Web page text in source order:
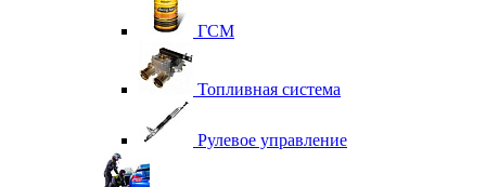
ГСМ
Топливная система
Рулевое управление